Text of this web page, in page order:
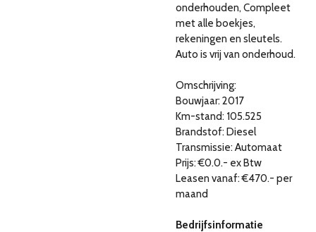
onderhouden, Compleet
met alle boekjes,
rekeningen en sleutels.
Auto is vrij van onderhoud.
Omschrijving:
Bouwjaar: 2017
Km-stand: 105.525
Brandstof: Diesel
Transmissie: Automaat
Prijs: €0.0.- ex Btw
Leasen vanaf: €470.- per
maand
Bedrijfsinformatie